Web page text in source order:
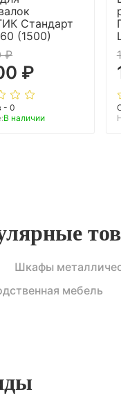
Стандарт
(1500)
₽
₽
- 0
В наличии
Шкафы
мебель